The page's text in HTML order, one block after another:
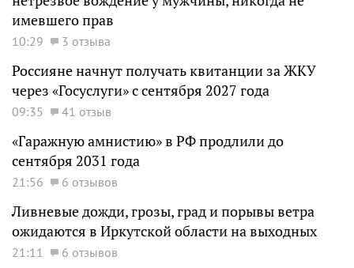
имевшего прав
10:29 3 отзыва
Россияне начнут получать квитанции за ЖКУ
через «Госуслуги» с сентября 2027 года
09:35 41 отзыв
«Гаражную амнистию» в РФ продлили до
сентября 2031 года
21:56 6 отзывов
Ливневые дожди, грозы, град и порывы ветра
ожидаются в Иркутской области на выходных
21:11
6 отзывов